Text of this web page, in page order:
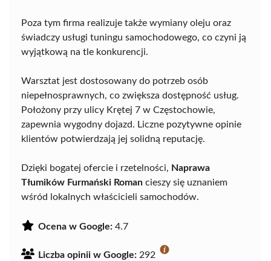
Poza tym firma realizuje także wymiany oleju oraz
świadczy usługi tuningu samochodowego, co czyni ją
wyjątkową na tle konkurencji.
Warsztat jest dostosowany do potrzeb osób
niepełnosprawnych, co zwiększa dostępność usług.
Położony przy ulicy Krętej 7 w Częstochowie,
zapewnia wygodny dojazd. Liczne pozytywne opinie
klientów potwierdzają jej solidną reputację.
Dzięki bogatej ofercie i rzetelności, Naprawa
Tłumików Furmański Roman cieszy się uznaniem
wśród lokalnych właścicieli samochodów.
Ocena w Google: 4.7
Liczba opinii w Google: 292